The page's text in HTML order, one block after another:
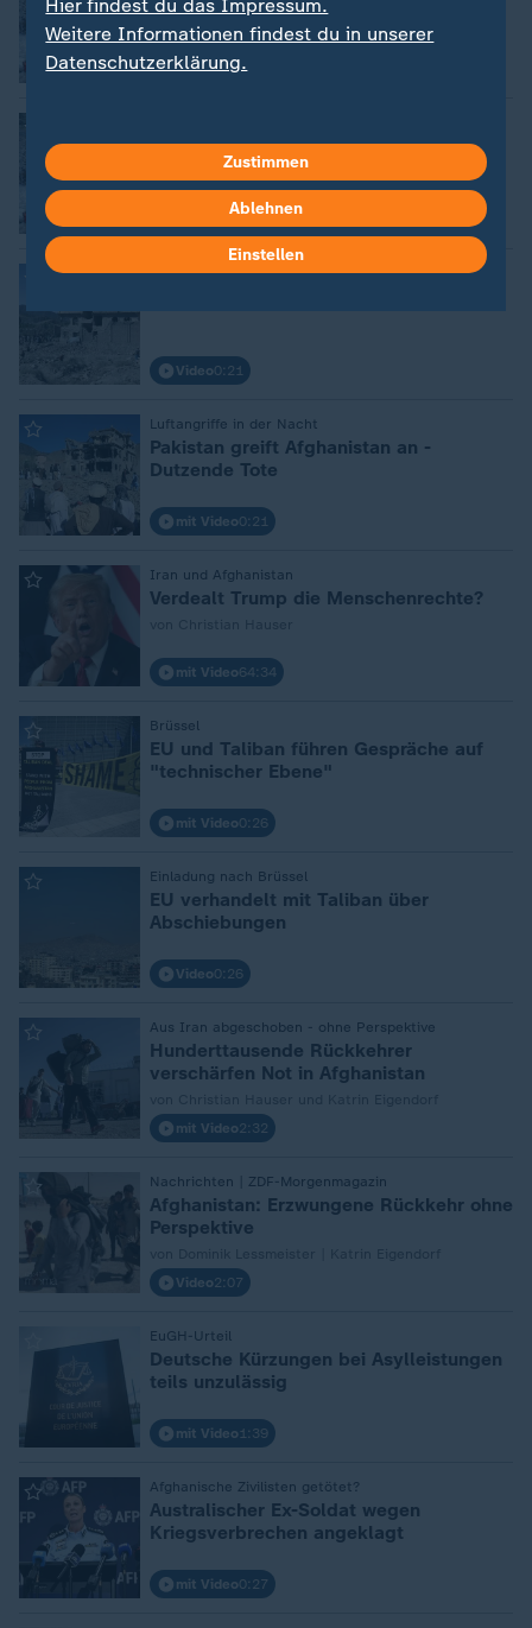
Video0:40
Mindestens 23 Tote bei Sturzfluten in
Afghanistan
Dutzende Tote
Video0:21
Luftangriffe in der Nacht
Pakistan greift Afghanistan an -
Dutzende Tote
mit Video0:21
Iran und Afghanistan
Verdealt Trump die Menschenrechte?
mit Video64:34
Brüssel
EU und Taliban führen Gespräche auf
"technischer Ebene"
mit Video0:26
Einladung nach Brüssel
EU verhandelt mit Taliban über
Abschiebungen
Video0:26
Aus Iran abgeschoben - ohne Perspektive
Hunderttausende Rückkehrer
verschärfen Not in Afghanistan
mit Video2:32
Nachrichten | ZDF-Morgenmagazin
Afghanistan: Erzwungene Rückkehr ohne
Perspektive
Video2:07
EuGH-Urteil
Deutsche Kürzungen bei Asylleistungen
teils unzulässig
mit Video 1:39
Afghanische Zivilisten getötet?
Australischer Ex-Soldat wegen
Kriegsverbrechen angeklagt
mit Video0:27
Hier findest du das Impressum.
Weitere Informationen findest du in unserer
Datenschutzerklärung.
Zustimmen
Ablehnen
Einstellen